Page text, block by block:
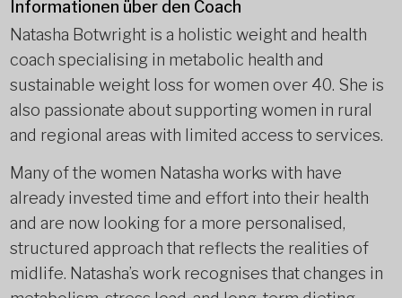
Informationen über den Coach
Natasha Botwright is a holistic weight and health
coach specialising in metabolic health and
sustainable weight loss for women over 40. She is
also passionate about supporting women in rural
and regional areas with limited access to services.
Many of the women Natasha works with have
already invested time and effort into their health
and are now looking for a more personalised,
structured approach that reflects the realities of
midlife. Natasha’s work recognises that changes in